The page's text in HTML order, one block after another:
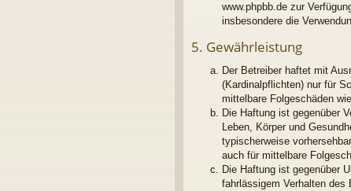
www.phpbb.de zur
insbesondere die
5. Gewährleistung
Der Betreiber haftet mit
(Kardinalpflichten) nur für
mittelbare Folgeschäden
Die Haftung ist gegenüber
Leben, Körper und
typischerweise
auch für mittelbare
Die Haftung ist gegenüber
fahrlässigem Verhalten des